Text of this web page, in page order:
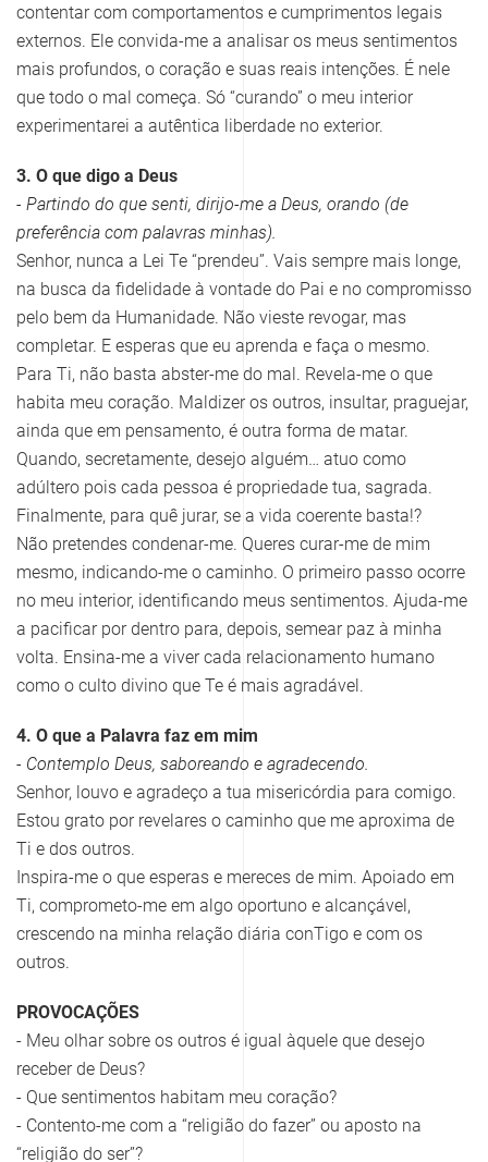
contentar com comportamentos e cumprimentos legais
externos. Ele convida-me a analisar os meus sentimentos
mais profundos, o coração e suas reais intenções. É nele
que todo o mal começa. Só “curando” o meu interior
experimentarei a autêntica liberdade no exterior.
3. O que digo a Deus
- Partindo do que senti, dirijo-me a Deus, orando (de
preferência com palavras minhas).
Senhor, nunca a Lei Te “prendeu”. Vais sempre mais longe,
na busca da fidelidade à vontade do Pai e no compromisso
pelo bem da Humanidade. Não vieste revogar, mas
completar. E esperas que eu aprenda e faça o mesmo.
Para Ti, não basta abster-me do mal. Revela-me o que
habita meu coração. Maldizer os outros, insultar, praguejar,
ainda que em pensamento, é outra forma de matar.
Quando, secretamente, desejo alguém… atuo como
adúltero pois cada pessoa é propriedade tua, sagrada.
Finalmente, para quê jurar, se a vida coerente basta!?
Não pretendes condenar-me. Queres curar-me de mim
mesmo, indicando-me o caminho. O primeiro passo ocorre
no meu interior, identificando meus sentimentos. Ajuda-me
a pacificar por dentro para, depois, semear paz à minha
volta. Ensina-me a viver cada relacionamento humano
como o culto divino que Te é mais agradável.
4. O que a Palavra faz em mim
- Contemplo Deus, saboreando e agradecendo.
Senhor, louvo e agradeço a tua misericórdia para comigo.
Estou grato por revelares o caminho que me aproxima de
Ti e dos outros.
Inspira-me o que esperas e mereces de mim. Apoiado em
Ti, comprometo-me em algo oportuno e alcançável,
crescendo na minha relação diária conTigo e com os
outros.
PROVOCAÇÕES
- Meu olhar sobre os outros é igual àquele que desejo
receber de Deus?
- Que sentimentos habitam meu coração?
- Contento-me com a “religião do fazer” ou aposto na
“religião do ser”?